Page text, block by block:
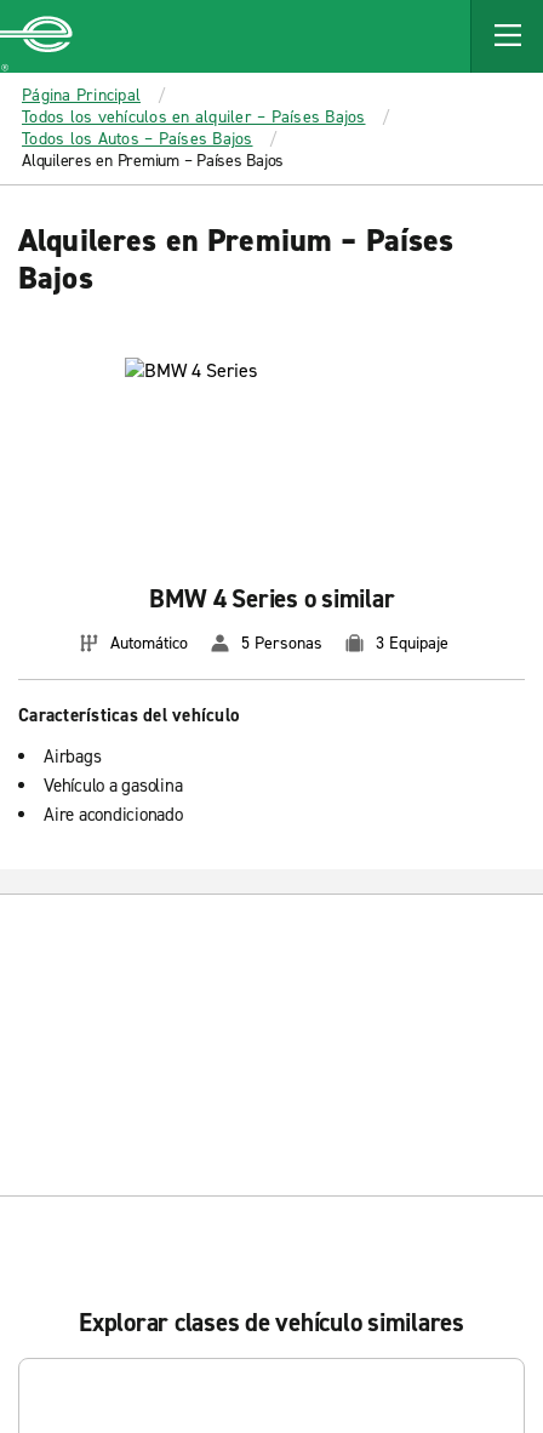
MAIN
CONTENT
Enterprise
Página Principal
Todos los vehículos en alquiler – Países Bajos
Todos los Autos – Países Bajos
Alquileres en Premium – Países Bajos
Alquileres en Premium – Países
Bajos
BMW 4 Series o similar
Automático 5 Personas 3 Equipaje
Características del vehículo
Airbags
Vehículo a gasolina
Aire acondicionado
Explorar clases de vehículo similares